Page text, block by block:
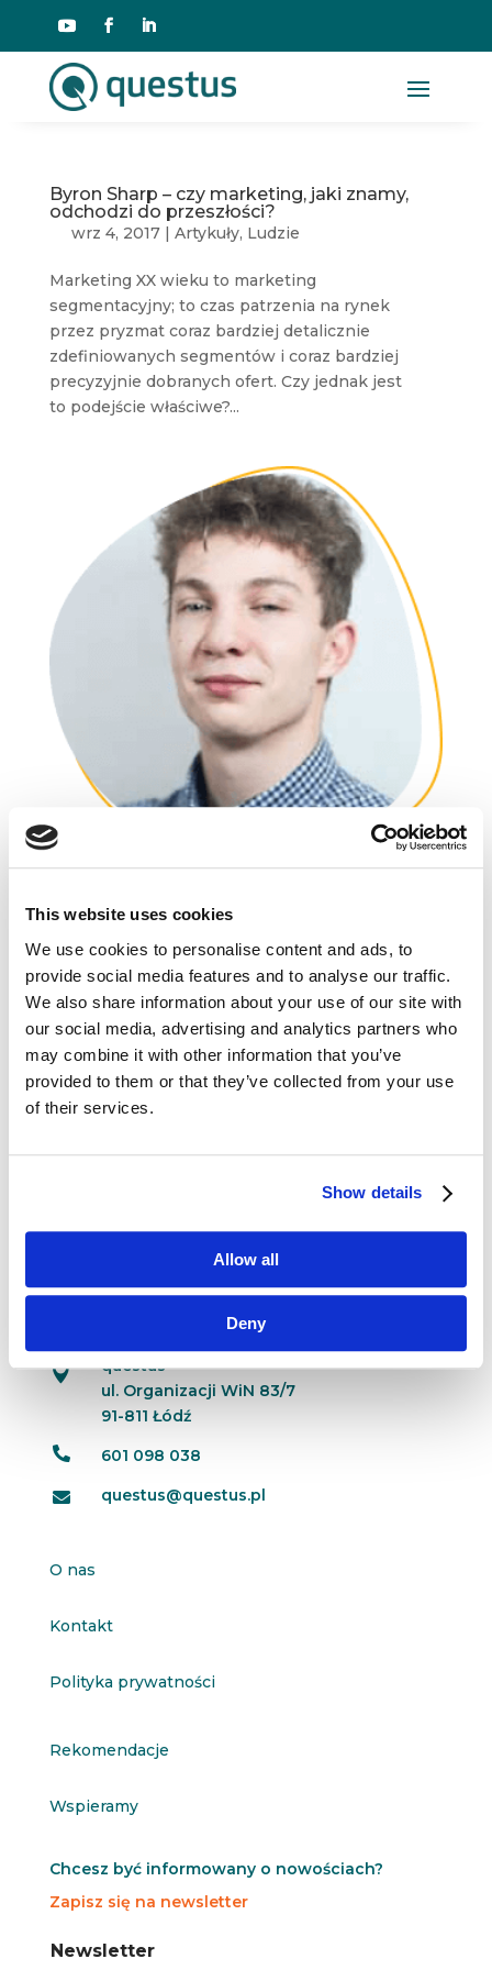
This website uses cookies
We use cookies to personalise content and ads, to
provide social media features and to analyse our traffic.
We also share information about your use of our site with
our social media, advertising and analytics partners who
may combine it with other information that you’ve
provided to them or that they’ve collected from your use
of their services.
Show details
Allow all
Deny
Byron Sharp – czy marketing, jaki znamy,
odchodzi do przeszłości?
wrz 4, 2017| Artykuły, Ludzie
Marketing XX wieku to marketing
segmentacyjny; to czas patrzenia na rynek
przez pryzmat coraz bardziej detalicznie
zdefiniowanych segmentów i coraz bardziej
precyzyjnie dobranych ofert. Czy jednak jest
to podejście właściwe?...
rebrandingiem nazywamy zmianę logo
Kolejnym gościem na questus BLOGu jest Maciej
Tesławski, współzałożyciel Szkoły Strategii Marki
SAR, twórca Marketing Communication Academy,
autor tak istotnych dla marketera książek, jak
choćby „Strategia Marketingowa” i „Konsument
wierny...
2

questus
ul. Organizacji WiN 83/7
91-811 Łódź
 601 098 038
 questus@questus.pl
O nas
Kontakt
Polityka prywatności
Rekomendacje
Wspieramy
Chcesz być informowany o nowościach?
Zapisz się na newsletter
N
N
Newsletter